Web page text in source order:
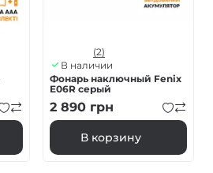
(2)
В наличии
Фонарь наключный Fenix
E06R серый
2 890 грн
В корзину